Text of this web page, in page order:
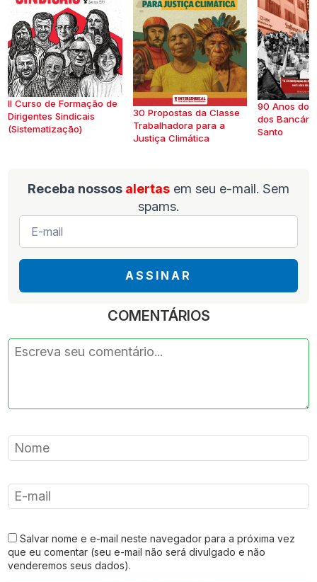
II Curso de Formação de
Dirigentes Sindicais
(Sistematização)
30 Propostas da Classe
Trabalhadora para a
Justiça Climática
90 Anos do
dos
Santo
Receba nossos alertas em seu e-mail. Sem
spams.
E-
mail
ASSINAR
COMENTÁRIOS
Salvar nome e e-mail neste navegador para a próxima vez
que eu comentar (seu e-mail não será divulgado e não
venderemos seus dados).